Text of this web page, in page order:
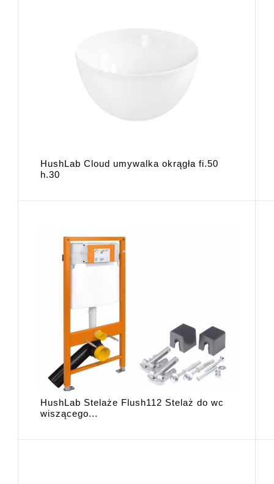
HushLab Cloud umywalka okrągła fi.50
h.30
HushLab Stelaże Flush112 Stelaż do wc
wiszącego...